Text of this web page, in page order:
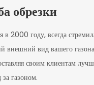
обрезки
2000 году, всегда
внешний вид вашего
своим клиентам
за газоном.